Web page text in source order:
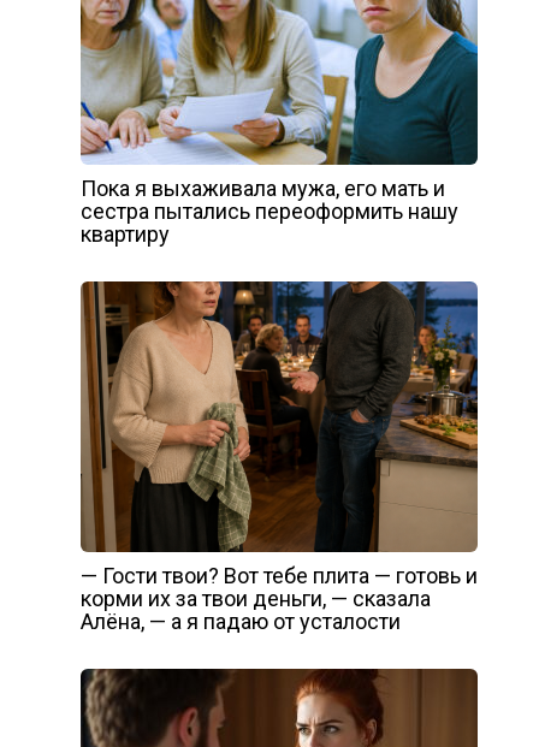
Пока я выхаживала мужа, его мать и
сестра пытались переоформить нашу
квартиру
— Гости твои? Вот тебе плита — готовь и
корми их за твои деньги, — сказала
Алёна, — а я падаю от усталости